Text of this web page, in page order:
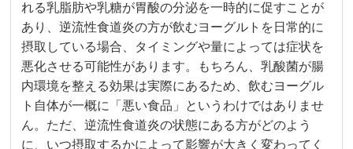
れる乳脂肪や乳糖が胃酸の分泌を一時的に促すことが
あり、逆流性食道炎の方が飲むヨーグルトを日常的に
摂取している場合、タイミングや量によっては症状を
悪化させる可能性があります。もちろん、乳酸菌が腸
内環境を整える効果は実際にあるため、飲むヨーグル
ト自体が一概に「悪い食品」というわけではありませ
ん。ただ、逆流性食道炎の状態にある方がどのよう
に、いつ摂取するかによって影響が大きく変わってく